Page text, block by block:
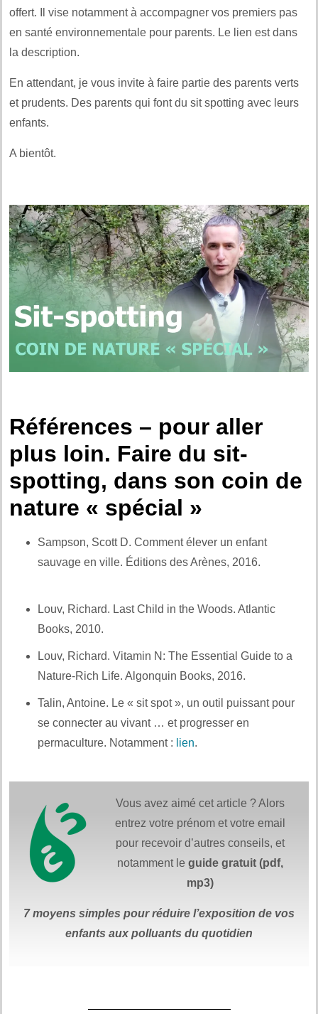
offert. Il vise notamment à accompagner vos premiers pas
en santé environnementale pour parents. Le lien est dans
la description.
En attendant, je vous invite à faire partie des parents verts
et prudents. Des parents qui font du sit spotting avec leurs
enfants.
A bientôt.
Références – pour aller
plus loin. Faire du sit-
spotting, dans son coin de
nature « spécial »
Sampson, Scott D. Comment élever un enfant
sauvage en ville. Éditions des Arènes, 2016.
Louv, Richard. Last Child in the Woods. Atlantic
Books, 2010.
Louv, Richard. Vitamin N: The Essential Guide to a
Nature-Rich Life. Algonquin Books, 2016.
Talin, Antoine. Le « sit spot », un outil puissant pour
se connecter au vivant … et progresser en
permaculture. Notamment : lien.
Vous avez aimé cet article ? Alors
entrez votre prénom et votre email
pour recevoir d’autres conseils, et
notamment le guide gratuit (pdf,
mp3)
7 moyens simples pour réduire l’exposition de vos
enfants aux polluants du quotidien